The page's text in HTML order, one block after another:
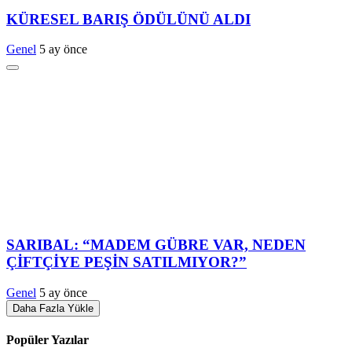
KÜRESEL BARIŞ ÖDÜLÜNÜ ALDI
Genel 5 ay önce
SARIBAL: “MADEM GÜBRE VAR, NEDEN
ÇİFTÇİYE PEŞİN SATILMIYOR?”
Genel 5 ay önce
Daha Fazla Yükle
Popüler Yazılar